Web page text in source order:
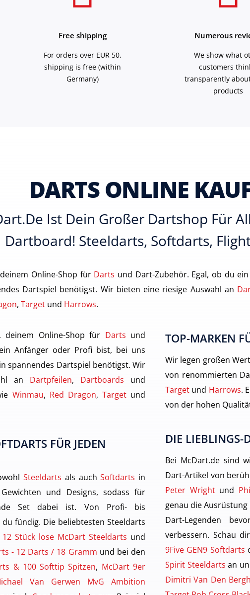
Free shipping
For orders over EUR 50,
shipping is free (within
Germany)
Numerous
We show what
customers
transparently
products
DARTS ONLINE
Ist Dein Großer Dartshop Für
Dartboard! Steeldarts, Softdarts,
Online-Shop für Darts und Dart-Zubehör. Egal, ob du
Dartspiel benötigst. Wir bieten eine riesige Auswahl an
, Target und Harrows.
deinem Online-Shop für Darts und
Anfänger oder Profi bist, bei uns
spannendes Dartspiel benötigst. Wir
an Dartpfeilen, Dartboards und
Winmau, Red Dragon, Targetund
FÜR JEDEN
Steeldarts als auchSoftdarts in
und Designs, sodass für
Set dabei ist. Von Profi- bis
fündig. Die beliebtesten Steeldarts
12 Stück lose McDart Steeldarts und
- 12 Darts / 18 Gramm und bei den
& 100 Softtip Spitzen, McDart 9er
Van Gerwen MvG Ambition
TOP-MARKEN
Wir legen großen
von renommierten
Target und Harrows.
von der hohen
DIE LIEBLINGS-
Bei McDart.de sind
Dart-Artikel von
Peter Wrightund
genau die
Dart-Legenden
verbessern. Schau
9Five GEN9 Softdarts
Spirit Steeldarts an
Dimitri Van Den